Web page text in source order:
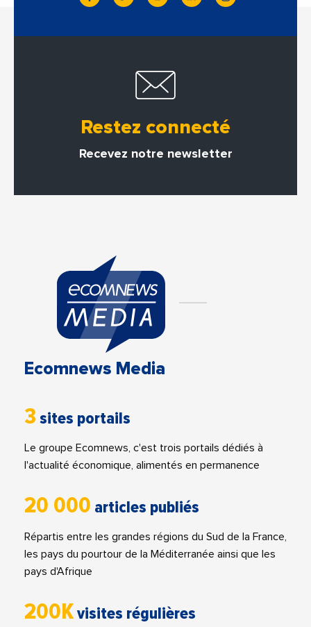
Restez connecté
Recevez notre newsletter
Ecomnews Media
3 sites portails
Le groupe Ecomnews, c'est trois portails dédiés à
l'actualité économique, alimentés en permanence
20 000 articles publiés
Répartis entre les grandes régions du Sud de la France,
les pays du pourtour de la Méditerranée ainsi que les
pays d'Afrique
200Kvisites régulières